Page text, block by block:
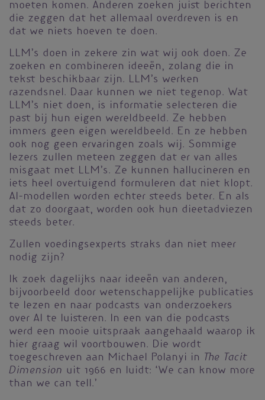
moeten komen. Anderen zoeken juist berichten
die zeggen dat het allemaal overdreven is en
dat we niets hoeven te doen.
LLM’s doen in zekere zin wat wij ook doen. Ze
zoeken en combineren ideeën, zolang die in
tekst beschikbaar zijn. LLM’s werken
razendsnel. Daar kunnen we niet tegenop. Wat
LLM’s niet doen, is informatie selecteren die
past bij hun eigen wereldbeeld. Ze hebben
immers geen eigen wereldbeeld. En ze hebben
ook nog geen ervaringen zoals wij. Sommige
lezers zullen meteen zeggen dat er van alles
misgaat met LLM’s. Ze kunnen hallucineren en
iets heel overtuigend formuleren dat niet klopt.
AI-modellen worden echter steeds beter. En als
dat zo doorgaat, worden ook hun dieetadviezen
steeds beter.
Zullen voedingsexperts straks dan niet meer
nodig zijn?
Ik zoek dagelijks naar ideeën van anderen,
bijvoorbeeld door wetenschappelijke publicaties
te lezen en naar podcasts van onderzoekers
over AI te luisteren. In een van die podcasts
werd een mooie uitspraak aangehaald waarop ik
hier graag wil voortbouwen. Die wordt
toegeschreven aan Michael Polanyi in
The Tacit
Dimension uit 1966 en luidt: ‘We can know more
than we can tell.’